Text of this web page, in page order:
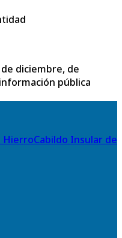
de diciembre, de
pública
Cabildo Insular de